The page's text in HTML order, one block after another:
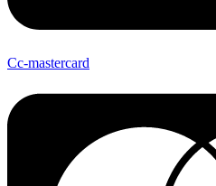
Cc-mastercard